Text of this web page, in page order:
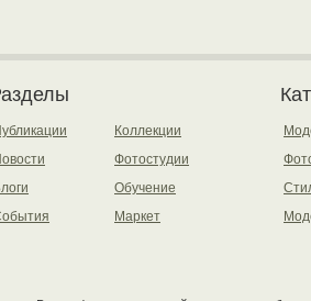
Коллекции
Фотостудии
Обучение
Маркет